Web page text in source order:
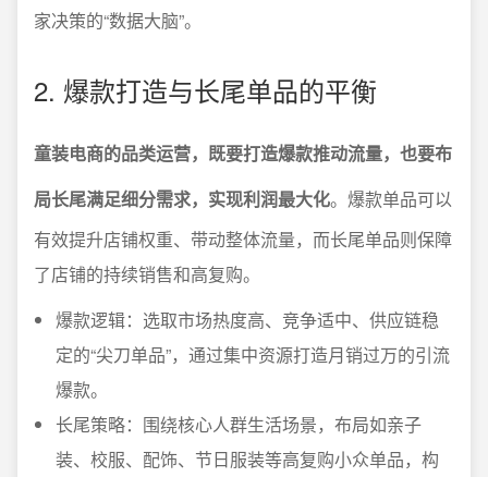
家决策的“数据大脑”。
2. 爆款打造与长尾单品的平衡
童装电商的品类运营，既要打造爆款推动流量，也要布
局长尾满足细分需求，实现利润最大化。爆款单品可以
有效提升店铺权重、带动整体流量，而长尾单品则保障
了店铺的持续销售和高复购。
爆款逻辑：选取市场热度高、竞争适中、供应链稳
定的“尖刀单品”，通过集中资源打造月销过万的引流
爆款。
长尾策略：围绕核心人群生活场景，布局如亲子
装、校服、配饰、节日服装等高复购小众单品，构